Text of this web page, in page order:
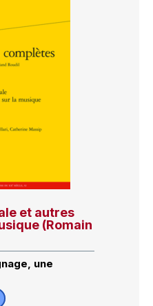
et autres
(Romain
une